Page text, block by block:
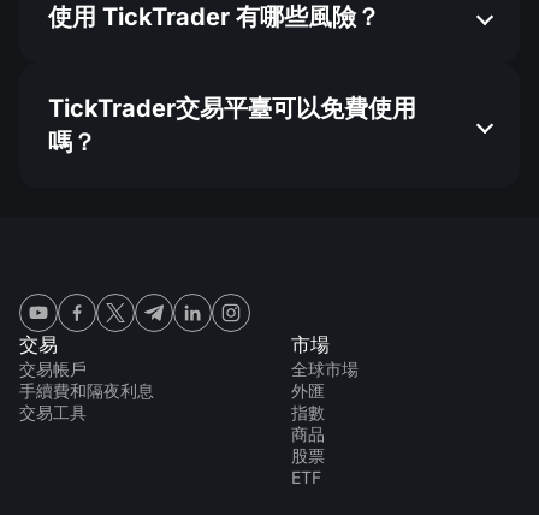
使用 TickTrader 有哪些風險？
TickTrader交易平臺可以免費使用
嗎？
交易
交易帳戶
手續費和隔夜利息
交易工具
市場
全球市場
外匯
指數
商品
股票
ETF